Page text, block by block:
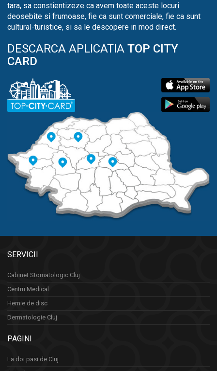
tara, sa constientizeze ca avem toate aceste locuri
deosebite si frumoase, fie ca sunt comerciale, fie ca sunt
cultural-turistice, si sa le descopere in mod direct.
DESCARCA APLICATIA TOP CITY
CARD
SERVICII
Cabinet Stomatologic Cluj
Centru Medical
Hernie de disc
Dermatologie Cluj
PAGINI
La doi pasi de Cluj